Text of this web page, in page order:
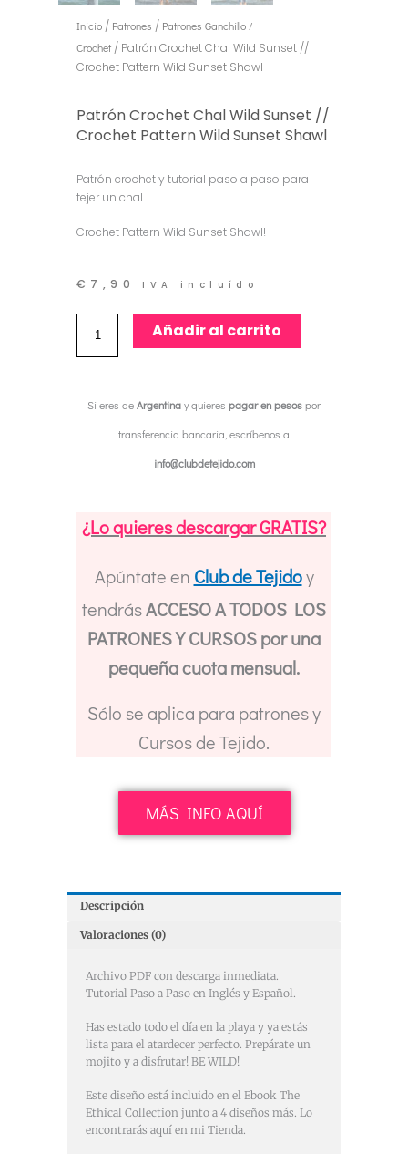
Inicio / Patrones / Patrones Ganchillo /
Crochet / Patrón Crochet Chal Wild Sunset //
Crochet Pattern Wild Sunset Shawl
Patrón Crochet Chal Wild Sunset //
Crochet Pattern Wild Sunset Shawl
Patrón crochet y tutorial paso a paso para
tejer un chal.
Crochet Pattern Wild Sunset Shawl!
€ 7,90 IVA incluído
Patrón
Crochet
Wild
Pattern
Sunset
Shawl
cantidad
Añadir al carrito
Si eres deArgentinay quieres pagar en pesospor
transferencia bancaria, escríbenos a
info@clubdetejido.com
¿Lo quieres descargar GRATIS?
Apúntate en Club de Tejidoy
tendrásACCESO A TODOS LOS
PATRONES Y CURSOS por una
pequeña cuota mensual.
Sólo se aplica para patrones y
Cursos de Tejido.
MÁS INFO AQUÍ
Descripción
Valoraciones (0)
Archivo PDF con descarga inmediata.
Tutorial Paso a Paso en Inglés y Español.
Has estado todo el día en la playa y ya estás
lista para el atardecer perfecto. Prepárate un
mojito y a disfrutar! BE WILD!
Este diseño está incluido en el Ebook The
Ethical Collection junto a 4 diseños más. Lo
encontrarás aquí en mi Tienda.